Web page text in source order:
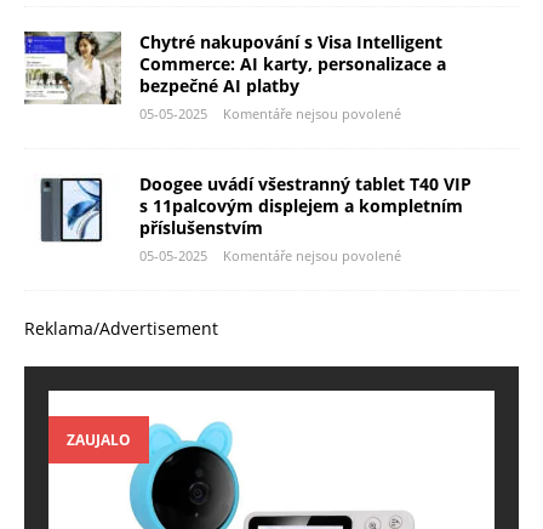
Chytré nakupování s Visa Intelligent
Commerce: AI karty, personalizace a
bezpečné AI platby
05-05-2025 Komentáře nejsou povolené
Doogee uvádí všestranný tablet T40 VIP
s 11palcovým displejem a kompletním
příslušenstvím
05-05-2025 Komentáře nejsou povolené
Reklama/Advertisement
ZAUJALO